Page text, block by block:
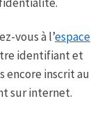
vous à l’espace
identifiant et
encore inscrit au
sur internet.